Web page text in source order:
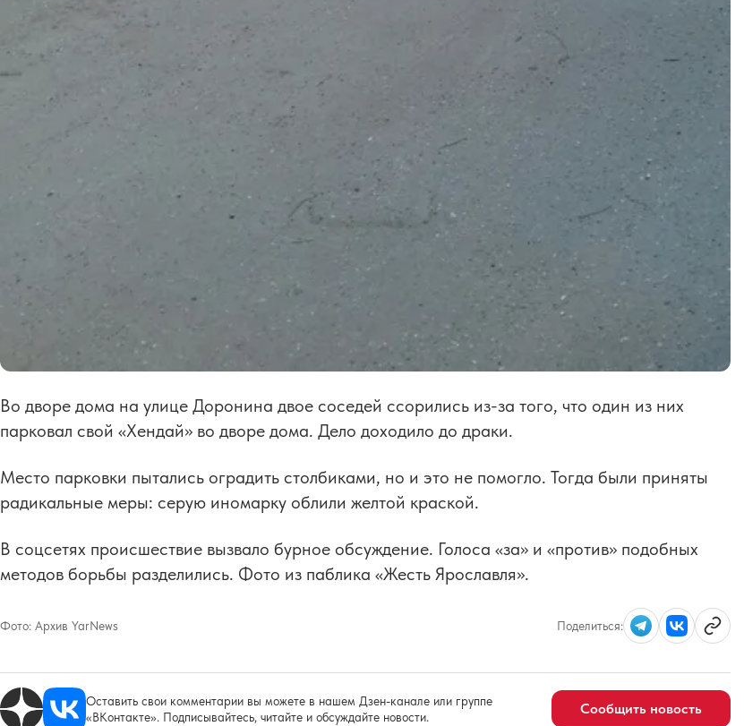
Во дворе дома на улице Доронина двое соседей ссорились из-за того, что один из них
парковал свой «Хендай» во дворе дома. Дело доходило до драки.
Место парковки пытались оградить столбиками, но и это не помогло. Тогда были приняты
радикальные меры: серую иномарку облили желтой краской.
В соцсетях происшествие вызвало бурное обсуждение. Голоса «за» и «против» подобных
методов борьбы разделились. Фото из паблика «Жесть Ярославля».
Фото: Архив YarNews Поделиться:
Оставить свои комментарии вы можете в нашем Дзен-канале или группе
«ВКонтакте». Подписывайтесь, читайте и обсуждайте новости.
Сообщить новость